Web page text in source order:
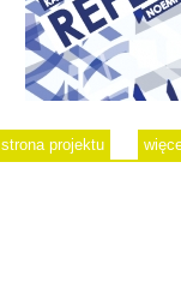
strona projektu